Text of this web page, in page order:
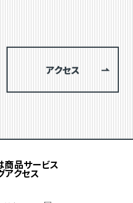
アクセス
商品サービス
アクセス